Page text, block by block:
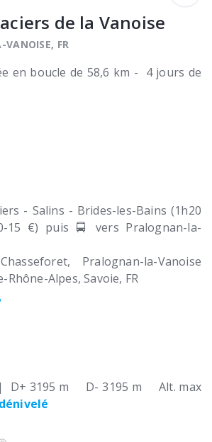
de la Vanoise
VANOISE, FR
en boucle de 58,6 km - 4 jours de
- Salins - Brides-les-Bains (1h20
15 €) puis 🚍 vers Pralognan-la-
Pralognan-la-Vanoise
Rhône-Alpes, Savoie FR
| D+ 3195 m D- 3195 m
Alt. max